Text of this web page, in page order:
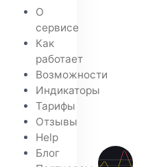
О
сервисе
Как
работает
Возможности
Индикаторы
Тарифы
Отзывы
Help
Блог